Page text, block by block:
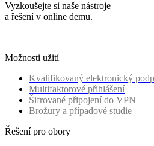
Vyzkoušejte si naše nástroje
a řešení v online demu.
Možnosti užití
Kvalifikovaný elektronický
Multifaktorové přihlášení
Šifrované připojení do VPN
Brožury a případové studie
Řešení pro obory